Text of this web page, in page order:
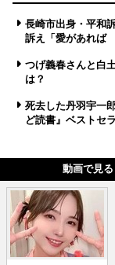
長崎市出身・平和
訴え「愛があれば
つげ義春さんと白
は？
死去した丹羽宇一
ど読書』ベストセ
動画で見る